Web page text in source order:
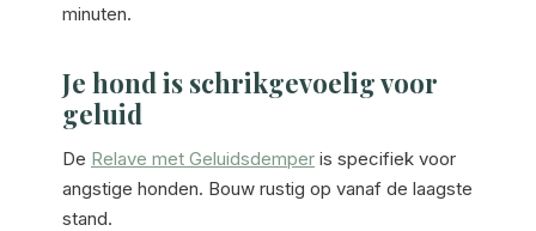
minuten.
Je hond is schrikgevoelig voor
geluid
De Relave met Geluidsdemper is specifiek voor
angstige honden. Bouw rustig op vanaf de laagste
stand.